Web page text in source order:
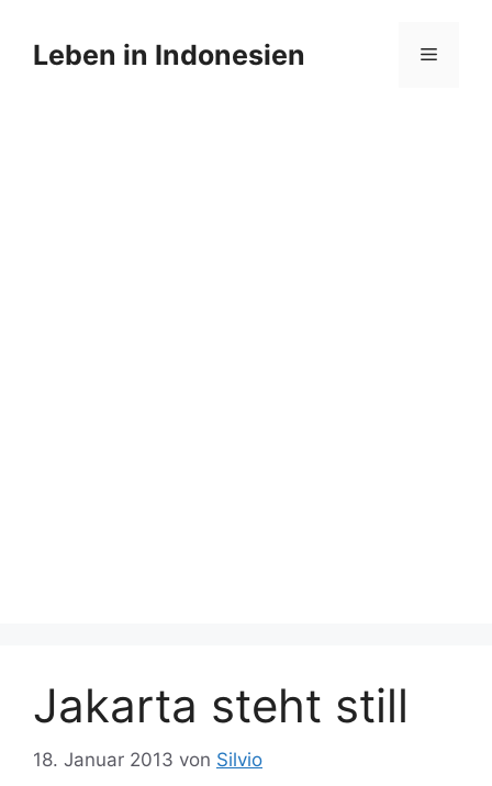
Inhalt
springen
Leben in Indonesien Menü
Jakarta steht still
18. Januar 2013 von Silvio